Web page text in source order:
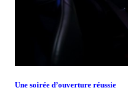
Une soirée d’ouverture réussie